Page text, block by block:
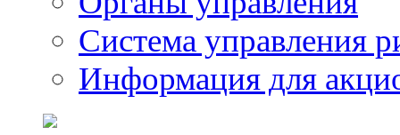
Система управления
Информация для